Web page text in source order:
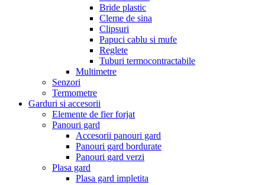
Bride plastic
Cleme de sina
Clipsuri
Papuci cablu si mufe
Reglete
Tuburi termocontractabile
Multimetre
Senzori
Termometre
Garduri si accesorii
Elemente de fier forjat
Panouri gard
Accesorii panouri gard
Panouri gard bordurate
Panouri gard verzi
Plasa gard
Plasa gard impletita